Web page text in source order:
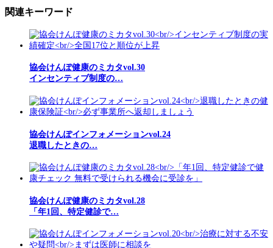
関連キーワード
協会けんぽ健康のミカタvol.30
インセンティブ制度の…
協会けんぽインフォメーションvol.24
退職したときの…
協会けんぽ健康のミカタvol.28
「年1回、特定健診で…